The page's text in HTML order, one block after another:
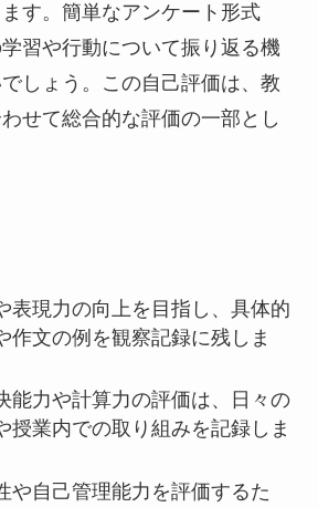
す。簡単なアンケート形式
習や行動について振り返る機
しょう。この自己評価は、教
せて総合的な評価の一部とし
表現力の向上を目指し、具体的
作文の例を観察記録に残しま
能力や計算力の評価は、日々の
授業内での取り組みを記録しま
や自己管理能力を評価するた